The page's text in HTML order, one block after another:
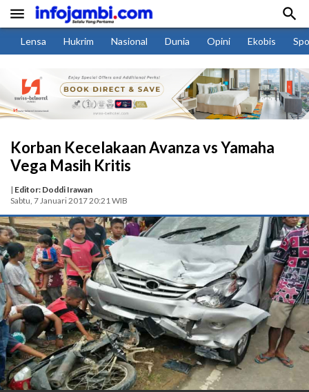
 
Lensa Hukrim Nasional Dunia Opini Ekobis
Korban Kecelakaan Avanza vs Yamaha
Vega Masih Kritis
| Editor: Doddi Irawan
Sabtu, 7 Januari 2017 20:21 WIB